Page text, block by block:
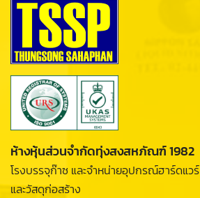
ห้างหุ้นส่วนจำกัดทุ่งสงสหภัณฑ์ 1982
โรงบรรจุก๊าซ และจำหน่ายอุปกรณ์ฮาร์ดแวร์
และวัสดุก่อสร้าง